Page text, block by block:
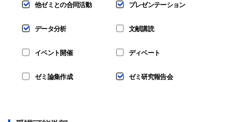
他ゼミとの合同活動 プレゼンテーション
データ分析 文献講読
イベント開催 ディベート
ゼミ論集作成 ゼミ研究報告会